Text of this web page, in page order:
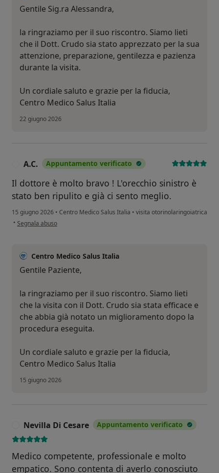
Gentile Sig.ra Alessandra,
la ringraziamo per il suo riscontro. Siamo lieti
che il Dott. Crudo sia stato apprezzato per la sua
attenzione, preparazione, gentilezza e pazienza
durante la visita.
Un cordiale saluto e grazie per la fiducia,
Centro Medico Salus Italia
22 giugno 2026
A.C. Appuntamento verificato
Il dottore è molto bravo ! L'orecchio sinistro è
stato ben ripulito e già ci sento meglio.
15 giugno 2026 • Centro Medico Salus Italia • visita otorinolaringoiatrica
• secondo l'opinione dell'utente A.C.
Segnala abuso
Centro Medico Salus Italia
Gentile Paziente,
la ringraziamo per il suo riscontro. Siamo lieti
che la visita con il Dott. Crudo sia stata efficace e
che abbia già notato un miglioramento dopo la
procedura eseguita.
Un cordiale saluto e grazie per la fiducia,
Centro Medico Salus Italia
15 giugno 2026
Nevilla Di Cesare Appuntamento verificato
Medico competente, professionale e molto
empatico. Sono contenta di averlo conosciuto